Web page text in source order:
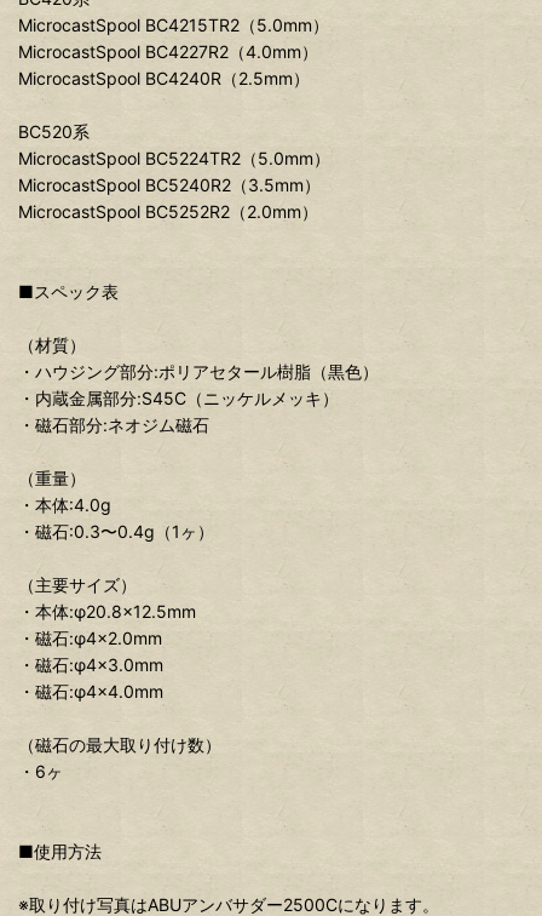
MicrocastSpool BC4215TR2（5.0mm）
MicrocastSpool BC4227R2（4.0mm）
MicrocastSpool BC4240R（2.5mm）
BC520系
MicrocastSpool BC5224TR2（5.0mm）
MicrocastSpool BC5240R2（3.5mm）
MicrocastSpool BC5252R2（2.0mm）
■スペック表
（材質）
・ハウジング部分:ポリアセタール樹脂（黒色）
・内蔵金属部分:S45C（ニッケルメッキ）
・磁石部分:ネオジム磁石
（重量）
・本体:4.0g
・磁石:0.3〜0.4g（1ヶ）
（主要サイズ）
・本体:φ20.8×12.5mm
・磁石:φ4×2.0mm
・磁石:φ4×3.0mm
・磁石:φ4×4.0mm
（磁石の最大取り付け数）
・6ヶ
■使用方法
※取り付け写真はABUアンバサダー2500Cになります。